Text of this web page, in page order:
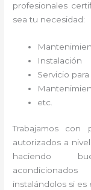
profesionales
sea tu necesidad:
Instalación
Servicio
etc.
Trabajamos con
autorizados a
haciendo
acondicionados
instalándolos si es